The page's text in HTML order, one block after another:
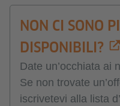
NON CI SONO
DISPONIBILI?
Date un’occhiata ai
Se non trovate
iscrivetevi alla lista